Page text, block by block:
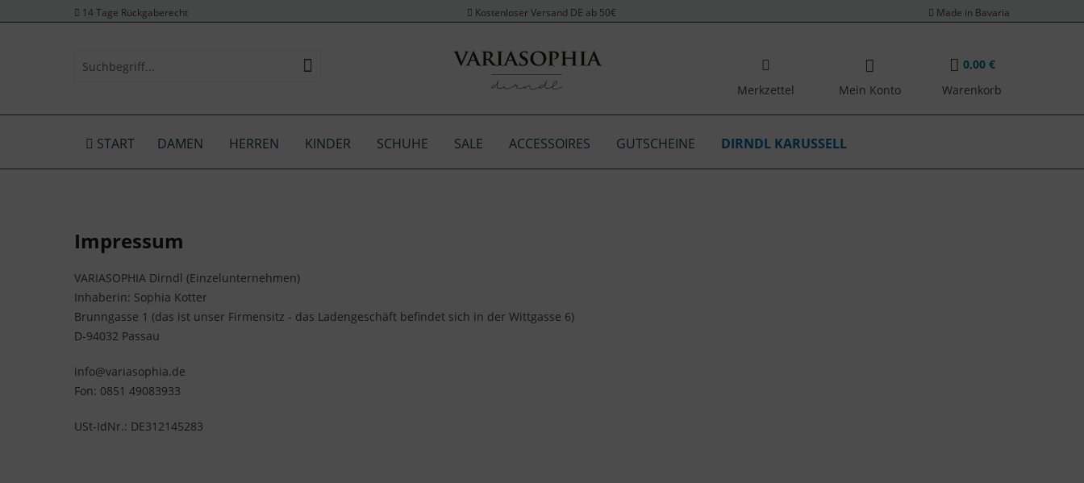
14 Tage Rückgaberecht Kostenloser Versand DE ab 50€ Made in Bavaria
Merkzettel Mein Konto
0,00 €
Warenkorb
START DAMEN HERREN KINDER SCHUHE SALE ACCESSOIRES GUTSCHEINE DIRNDL KARUSSELL
Impressum
VARIASOPHIA Dirndl (Einzelunternehmen)
Inhaberin: Sophia Kotter
Brunngasse 1 (das ist unser Firmensitz - das Ladengeschäft befindet sich in der Wittgasse 6)
D-94032 Passau
info@variasophia.de
Fon: 0851 49083933
USt-IdNr.: DE312145283